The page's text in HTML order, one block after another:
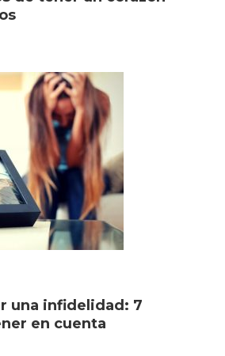
una infidelidad: 7
en cuenta